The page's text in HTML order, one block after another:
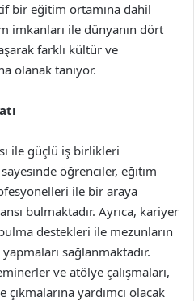
bir eğitim ortamına dahil
imkanları ile dünyanın dört
farklı kültür ve
olanak tanıyor.
ile güçlü iş birlikleri
öğrenciler, eğitim
ile bir araya
bulmaktadır. Ayrıca, kariyer
destekleri ile mezunların
sağlanmaktadır.
ve atölye çalışmaları,
yardımcı olacak